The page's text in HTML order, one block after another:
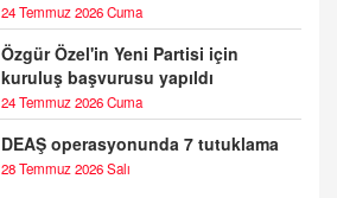
24 Temmuz 2026 Cuma
Özgür Özel'in Yeni Partisi için
kuruluş başvurusu yapıldı
24 Temmuz 2026 Cuma
DEAŞ operasyonunda 7 tutuklama
28 Temmuz 2026 Salı